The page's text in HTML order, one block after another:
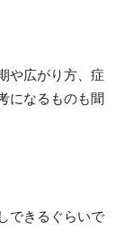
や広がり方、症
になるものも聞
できるぐらいで